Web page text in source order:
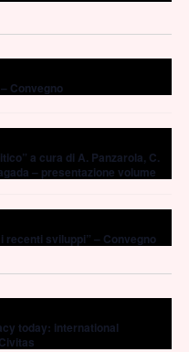
Convegno
a cura di A. Panzarola, C.
– presentazione volume
recenti sviluppi” – Convegno
today: international